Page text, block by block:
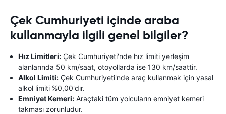
Çek Cumhuriyeti içinde araba
kullanmayla ilgili genel bilgiler?
Hız Limitleri: Çek Cumhuriyeti'nde hız limiti yerleşim
alanlarında 50 km/saat, otoyollarda ise 130 km/saattir.
Alkol Limiti: Çek Cumhuriyeti'nde araç kullanmak için yasal
alkol limiti %0,00'dır.
Emniyet Kemeri: Araçtaki tüm yolcuların emniyet kemeri
takması zorunludur.